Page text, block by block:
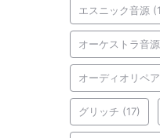
エスニック音源
オーケストラ音源
オーディオリペア
グリッチ (17)